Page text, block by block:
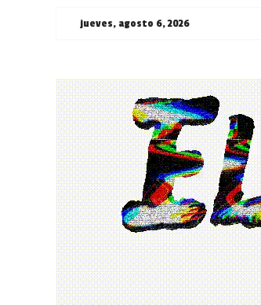
Saltarjueves, agosto 6, 2026
¯\_(ツ)_/
¯